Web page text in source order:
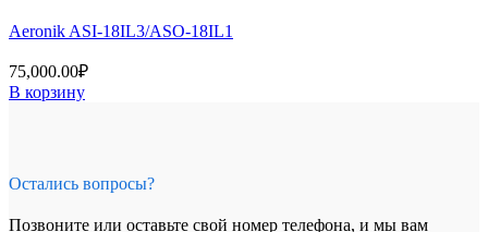
Aeronik ASI-18IL3/ASO-18IL1
75,000.00₽
В корзину
Остались вопросы?
Позвоните или оставьте свой номер телефона, и мы вам